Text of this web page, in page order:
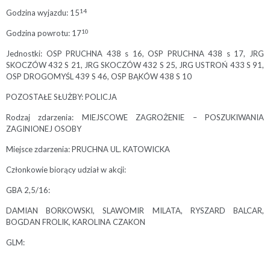
Godzina wyjazdu: 1514
Godzina powrotu: 1710
Jednostki: OSP PRUCHNA 438 s 16, OSP PRUCHNA 438 s 17, JRG
SKOCZÓW 432 S 21, JRG SKOCZÓW 432 S 25, JRG USTROŃ 433 S 91,
OSP DROGOMYŚL 439 S 46, OSP BĄKÓW 438 S 10
POZOSTAŁE SŁUŻBY: POLICJA
Rodzaj zdarzenia: MIEJSCOWE ZAGROŻENIE – POSZUKIWANIA
ZAGINIONEJ OSOBY
Miejsce zdarzenia: PRUCHNA UL. KATOWICKA
Członkowie biorący udział w akcji:
GBA 2,5/16:
DAMIAN BORKOWSKI, SLAWOMIR MILATA, RYSZARD BALCAR,
BOGDAN FROLIK, KAROLINA CZAKON
GLM: